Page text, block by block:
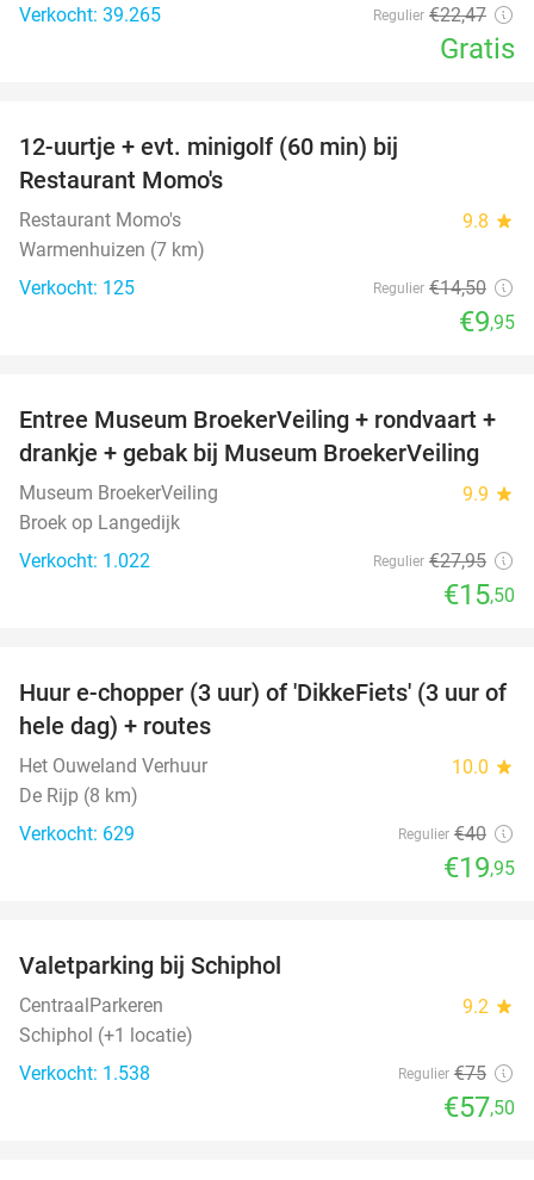
Verkocht: 39.265
Regulier €22,47
Gratis
12-uurtje + evt. minigolf (60 min) bij
Restaurant Momo's
Restaurant Momo's 9.8 star
Warmenhuizen (7 km)
Verkocht: 125
Regulier €14,50
€9,95
45%
Entree Museum BroekerVeiling + rondvaart +
drankje + gebak bij Museum BroekerVeiling
Museum BroekerVeiling 9.9 star
Broek op Langedijk
Verkocht: 1.022
Regulier €27,95
€15,50
50%
Huur e-chopper (3 uur) of 'DikkeFiets' (3 uur of
hele dag) + routes
Het Ouweland Verhuur 10.0 star
De Rijp (8 km)
Verkocht: 629
Regulier €40
€19,95
Valetparking bij Schiphol
CentraalParkeren 9.2 star
Schiphol (+1 locatie)
Verkocht: 1.538
Regulier €75
€57,50